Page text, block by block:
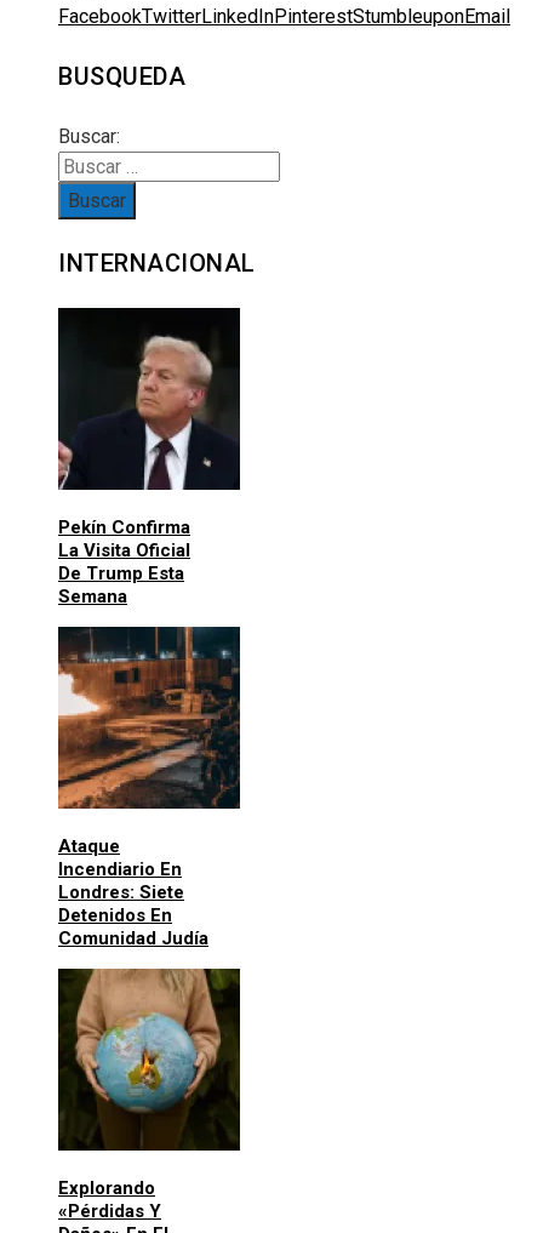
FacebookTwitterLinkedInPinterestStumbleuponEmail
BUSQUEDA
Buscar:
INTERNACIONAL
Pekín Confirma
La Visita Oficial
De Trump Esta
Semana
Ataque
Incendiario En
Londres: Siete
Detenidos En
Comunidad Judía
Explorando
«pérdidas Y